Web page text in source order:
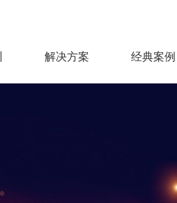
解决方案 经典案例